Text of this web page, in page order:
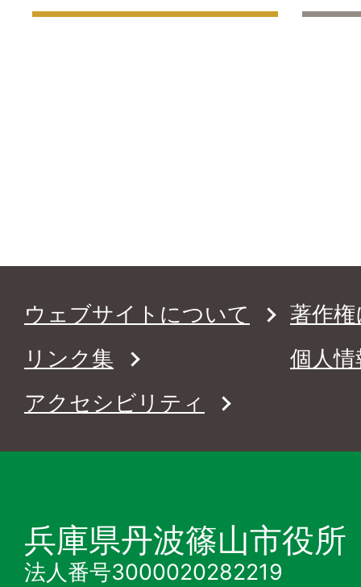
ウェブサイトについて
著作
リンク集
個人
アクセシビリティ
兵庫県丹波篠山市役所
法人番号3000020282219